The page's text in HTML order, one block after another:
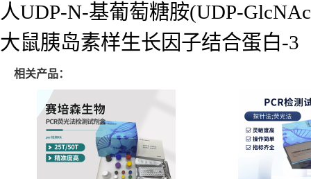
人UDP-N-基葡萄糖胺(UDP-
大鼠胰岛素样生长因子结合蛋白-3
相关产品：